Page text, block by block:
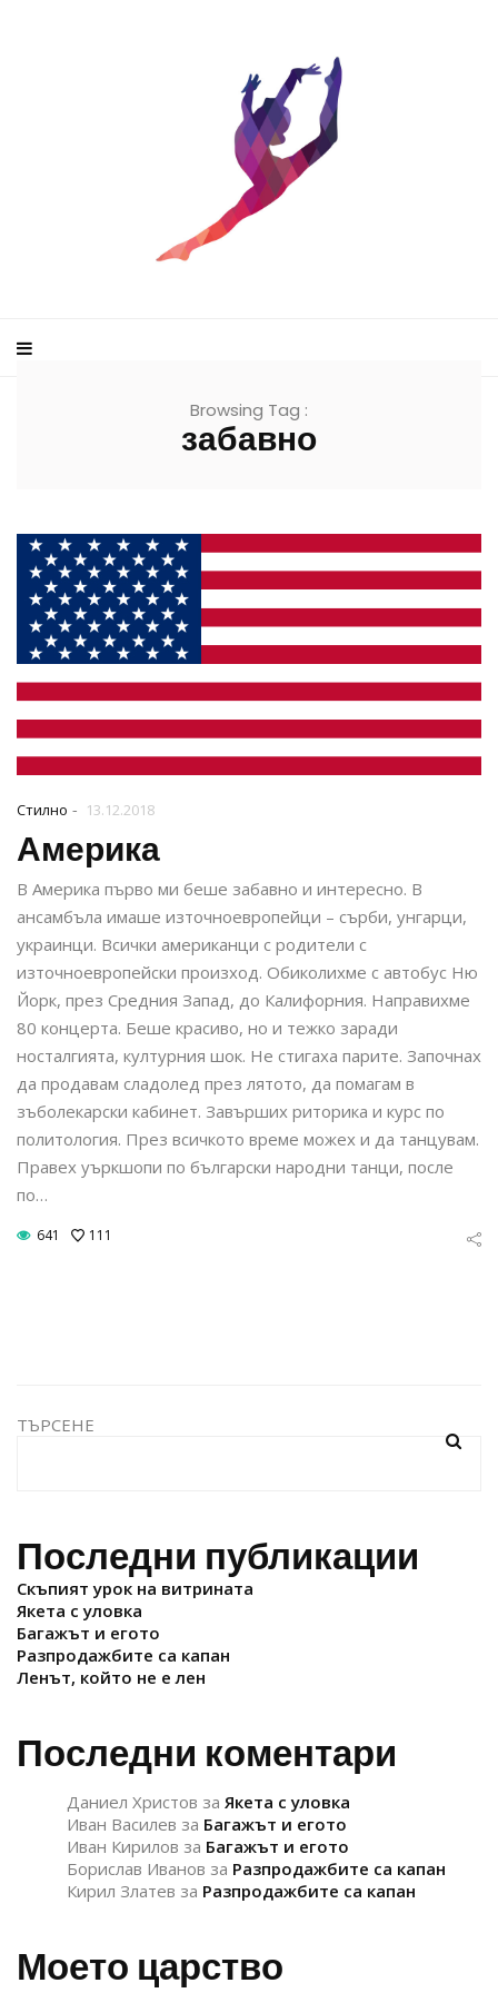
Browsing Tag :
забавно
Стилно - 13.12.2018
Америка
В Америка първо ми беше забавно и интересно. В
ансамбъла имаше източноевропейци – сърби, унгарци,
украинци. Всички американци с родители с
източноевропейски произход. Обиколихме с автобус Ню
Йорк, през Средния Запад, до Калифорния. Направихме
80 концерта. Беше красиво, но и тежко заради
носталгията, културния шок. Не стигаха парите. Започнах
да продавам сладолед през лятото, да помагам в
зъболекарски кабинет. Завърших риторика и курс по
политология. През всичкото време можех и да танцувам.
Правех уъркшопи по български народни танци, после
по…
641 111
ТЪРСЕНЕ
Последни публикации
Скъпият урок на витрината
Якета с уловка
Багажът и егото
Разпродажбите са капан
Ленът, който не е лен
Последни коментари
Даниел Христов за Якета с уловка
Иван Василев за Багажът и егото
Иван Кирилов за Багажът и егото
Борислав Иванов за Разпродажбите са капан
Кирил Златев за Разпродажбите са капан
Моето царство